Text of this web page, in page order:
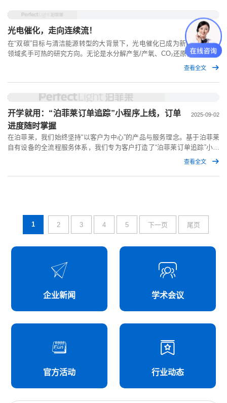
光电催化，走向连续流！ 2025-10-15
在“双碳”目标与清洁能源转型的大背景下，光电催化已成为新能源与环境
领域炙手可热的研究方向。无论是水分解产氢/产氧、CO₂还原，还是小分
子电解与污染物降解，研究者都希望构建更接近真实反应条件的气-固-液
与液体反应物传质受限，热量与电荷分布不均，难以支撑长时、高电流密
度的反应过程。因此，构建具备温压调控与流体循环能力的连续流PEC装
置，成为近年来光电研究的核心趋势，光电催化正在从传统的静态反应槽
走向可控、连续流、工程化的体系。
查看全文
开学就用：“泊菲莱订单追踪”小程序上线，订单
进度随时掌握
2025-09-02
在泊菲莱，我们始终坚持“以客户为中心”的产品与服务理念。基于泊菲莱
自有设备的全流程服务体系，我们专为客户打造了“泊菲莱订单追踪”小程
序——让每一位客户都能更快、更清晰地了解自己订单的最新状态，真正
规、定制与光源维修订单。使用：微信搜“泊菲莱订单追踪”或扫码 → 输
查看全文
1 2 3 4 5 下一页 尾页
企业新闻 学术会议
官方活动 行业动态